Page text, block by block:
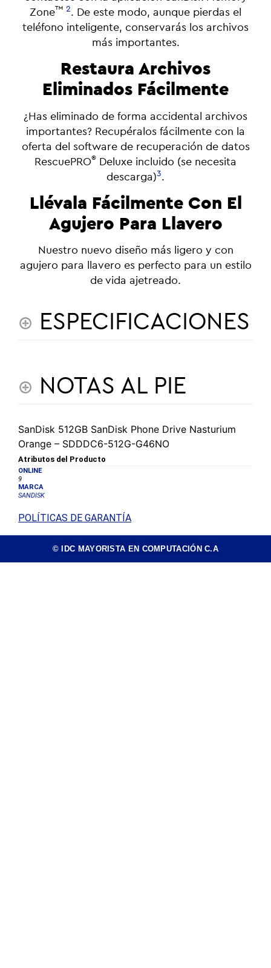
Zone™ 2. De este modo, aunque pierdas el
teléfono inteligente, conservarás los archivos
más importantes.
Restaura Archivos
Eliminados Fácilmente
¿Has eliminado de forma accidental archivos
importantes? Recupéralos fácilmente con la
oferta del software de recuperación de datos
RescuePRO® Deluxe incluido (se necesita
descarga)3.
Llévala Fácilmente Con El
Agujero Para Llavero
Nuestro nuevo diseño más ligero y con
agujero para llavero es perfecto para un estilo
de vida ajetreado.
ESPECIFICACIONES
NOTAS AL PIE
SanDisk 512GB SanDisk Phone Drive Nasturium
Orange – SDDDC6-512G-G46NO
Atributos del Producto
ONLINE
9
MARCA
SANDISK
POLÍTICAS DE GARANTÍA
© IDC MAYORISTA EN COMPUTACIÓN C.A